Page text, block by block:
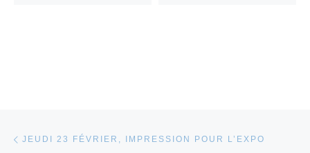
JEUDI 23 FÉVRIER, IMPRESSION POUR L’EXPO